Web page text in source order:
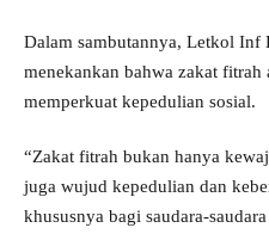
Dalam sambutannya, Letkol Inf
menekankan bahwa zakat
memperkuat kepedulian sosial.
“Zakat fitrah bukan hanya
juga wujud kepedulian dan
khususnya bagi saudara-